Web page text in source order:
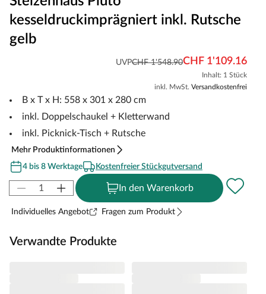
kesseldruckimprägniert inkl. Rutsche
gelb
UVPCHF 1'548.90CHF 1'109.16
Inhalt: 1 Stück
inkl. MwSt. Versandkostenfrei
B x T x H: 558 x 301 x 280 cm
inkl. Doppelschaukel + Kletterwand
inkl. Picknick-Tisch + Rutsche
Mehr Produktinformationen
4 bis 8 Werktage
Kostenfreier Stückgutversand
In den Warenkorb
Individuelles Angebot Fragen zum Produkt
Verwandte Produkte